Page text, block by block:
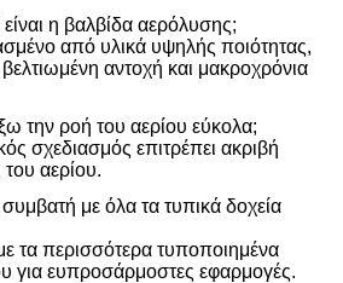
η βαλβίδα αερόλυσης;
από υλικά υψηλής ποιότητας,
αντοχή και μακροχρόνια
την ροή του αερίου εύκολα;
σχεδιασμός επιτρέπει ακριβή
αερίου.
συμβατή με όλα τα τυπικά δοχεία
τα περισσότερα τυποποιημένα
για ευπροσάρμοστες εφαρμογές.